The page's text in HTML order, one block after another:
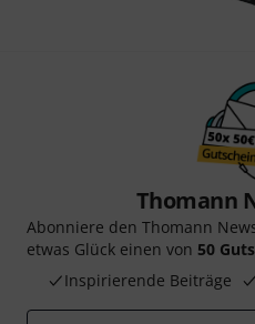
Thomann
Abonniere den Thomann
etwas Glück einen von 50
Inspirierende Beiträge